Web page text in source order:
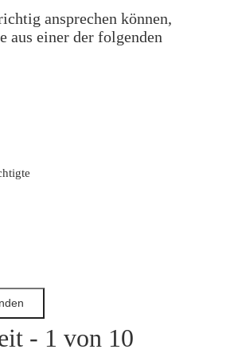
ansprechen können,
aus einer der folgenden
- 1 von 10